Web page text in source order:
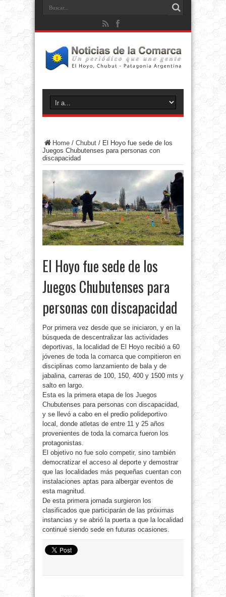
Home / Chubut / El Hoyo fue sede de los
Juegos Chubutenses para personas con
discapacidad
El Hoyo fue sede de los
Juegos Chubutenses para
personas con discapacidad
Por primera vez desde que se iniciaron, y en la
búsqueda de descentralizar las actividades
deportivas, la localidad de El Hoyo recibió a 60
jóvenes de toda la comarca que compitieron en
disciplinas como lanzamiento de bala y de
jabalina, carreras de 100, 150, 400 y 1500 mts y
salto en largo.
Esta es la primera etapa de los Juegos
Chubutenses para personas con discapacidad,
y se llevó a cabo en el predio polideportivo
local, donde atletas de entre 11 y 25 años
provenientes de toda la comarca fueron los
protagonistas.
El objetivo no fue solo competir, sino también
democratizar el acceso al deporte y demostrar
que las localidades más pequeñas cuentan con
instalaciones aptas para albergar eventos de
esta magnitud.
De esta primera jornada surgieron los
clasificados que participarán de las próximas
instancias y se abrió la puerta a que la localidad
continué siendo sede en futuras ocasiones.